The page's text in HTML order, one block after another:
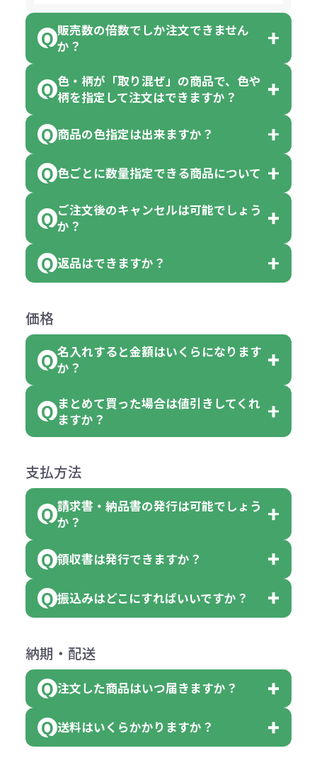
販売数の倍数でしか注文できません
か？
一部商品（※）を除き、注文可能数
です。
ります。
【例】注文可能数が100個の場合
は、100個以上でしたら、何個でも
可能です。
色・柄が「取り混ぜ」の商品で、色や
柄を指定して注文はできますか？
「色・柄 取り混ぜ」のラベルがつい
ている商品は、色指定不可となって
ん。
但し、ロゴなど名入れ印刷をされる
費用）
商品の色指定は出来ますか？
色指定できる商品もございますが商
品の詳細に「色・柄 取り混ぜ」のラ
ベルや商品画像に「〇色取混ぜ」な
れ等分で100個ずつ入って参ります。
（割り切れない場合は数個単位で前
色指定できる商品に付きましては商
品詳細の購入の所で色が選べるよう
になっております。
色ごとに数量指定できる商品について
「選べる本体色」のラベルが付いて
す。
い。
例えば…
クエアトート」を300個注文した場
クエアトート」は10個単位でしたら
色を指定出来るので、ピンクを100
個、ブルーを90個、イエローを110
【色指定の仕方】
に必要な個数を入力ください。
※10個単位など購入できる単位が決
はまらない数を入力すると、アラー
ご注文後のキャンセルは可能でしょう
か？
お客様都合でのキャンセルは、制作
がございます。
ご注文の際は、十分にご確認・ご検
返品はできますか？
めご了承ください。
ただし下記の場合は承っております
●初期不良または不良品（破損、故
障）の場合
合
●名入れ、オリジナルの内容が異な
っていた場合
または返金にて対応させていただき
ます。
その際不良品については送料着払い
ください。
（商品の状態により、対応が変わる
※不良商品をご返却いただけない場
価格
名入れすると金額はいくらになります
か？
名入れありの場合の代金の計算方法
は下記の通りです。
計算例：
＜1色印刷の場合＞
（提供価格（商品代）+名入れ費用
（印刷代））×枚数+製版代
（提供価格（商品代）+名入れ費用
×色数
※例えば2色印刷の場合には、名入
れ費用が2倍、製版代が2倍必要で
す。
まとめて買った場合は値引きしてくれ
ますか？
商品によりますが、お見積もりさせ
ていただきます。
見積もりサポートから個別でお問い
支払方法
請求書・納品書の発行は可能でしょう
か？
会員様はマイページより各種帳票の
ダウンロードが可能です。
詳しくはこちらはご確認ください。
領収書のダウンロード
領収書は発行できますか？
会員様はマイページより各種帳票の
詳しくはこちらはご確認ください。
振込みはどこにすればいいですか？
下記口座にお願いします。
■三菱UFJ銀行
小田井支店（おたいしてん）
納期・配送
注文した商品はいつ届きますか？
既製品の場合、ご入金確認後3営業
送料はいくらかかりますか？